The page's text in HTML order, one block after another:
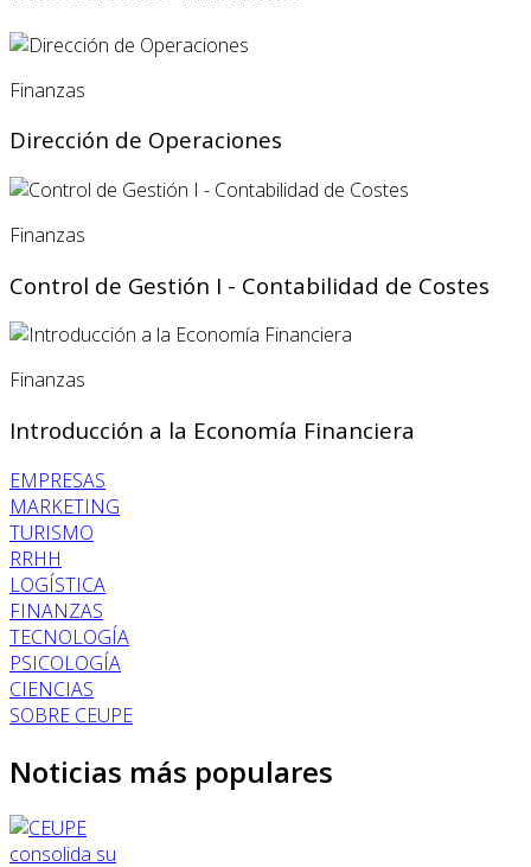
Finanzas
Dirección de Operaciones
Finanzas
Control de Gestión I - Contabilidad de Costes
Finanzas
Introducción a la Economía Financiera
EMPRESAS
MARKETING
TURISMO
RRHH
LOGÍSTICA
FINANZAS
TECNOLOGÍA
PSICOLOGÍA
CIENCIAS
SOBRE CEUPE
Noticias más populares